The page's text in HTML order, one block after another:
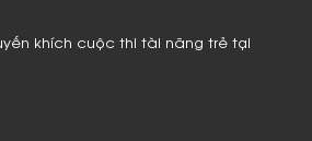
khích cuộc thi tài năng trẻ tại